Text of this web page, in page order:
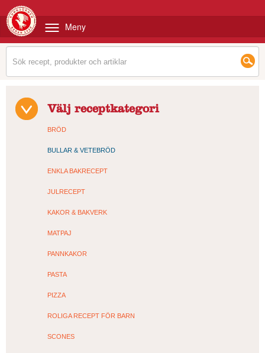
Meny
Välj receptkategori
BRÖD
BULLAR & VETEBRÖD
ENKLA BAKRECEPT
JULRECEPT
KAKOR & BAKVERK
MATPAJ
PANNKAKOR
PASTA
PIZZA
ROLIGA RECEPT FÖR BARN
SCONES